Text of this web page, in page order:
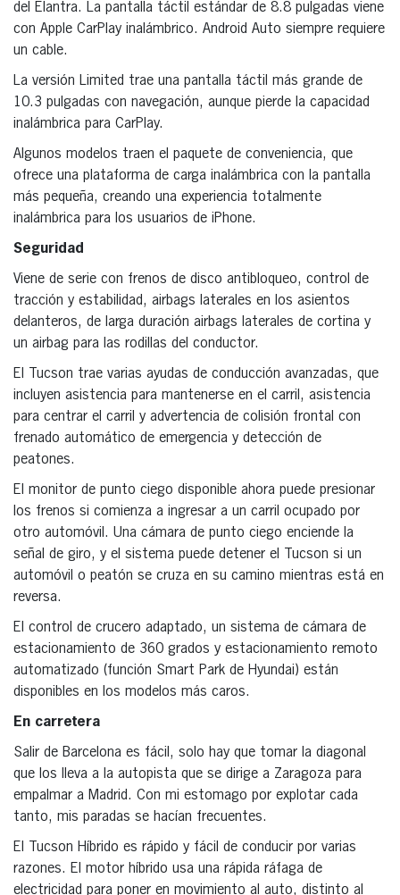
del Elantra. La pantalla táctil estándar de 8.8 pulgadas viene
con Apple CarPlay inalámbrico. Android Auto siempre requiere
un cable.
La versión Limited trae una pantalla táctil más grande de
10.3 pulgadas con navegación, aunque pierde la capacidad
inalámbrica para CarPlay.
Algunos modelos traen el paquete de conveniencia, que
ofrece una plataforma de carga inalámbrica con la pantalla
más pequeña, creando una experiencia totalmente
inalámbrica para los usuarios de iPhone.
Seguridad
Viene de serie con frenos de disco antibloqueo, control de
tracción y estabilidad, airbags laterales en los asientos
delanteros, de larga duración airbags laterales de cortina y
un airbag para las rodillas del conductor.
El Tucson trae varias ayudas de conducción avanzadas, que
incluyen asistencia para mantenerse en el carril, asistencia
para centrar el carril y advertencia de colisión frontal con
frenado automático de emergencia y detección de
peatones.
El monitor de punto ciego disponible ahora puede presionar
los frenos si comienza a ingresar a un carril ocupado por
otro automóvil. Una cámara de punto ciego enciende la
señal de giro, y el sistema puede detener el Tucson si un
automóvil o peatón se cruza en su camino mientras está en
reversa.
El control de crucero adaptado, un sistema de cámara de
estacionamiento de 360 grados y estacionamiento remoto
automatizado (función Smart Park de Hyundai) están
disponibles en los modelos más caros.
En carretera
Salir de Barcelona es fácil, solo hay que tomar la diagonal
que los lleva a la autopista que se dirige a Zaragoza para
empalmar a Madrid. Con mi estomago por explotar cada
tanto, mis paradas se hacían frecuentes.
El Tucson Híbrido es rápido y fácil de conducir por varias
razones. El motor híbrido usa una rápida ráfaga de
electricidad para poner en movimiento al auto, distinto al